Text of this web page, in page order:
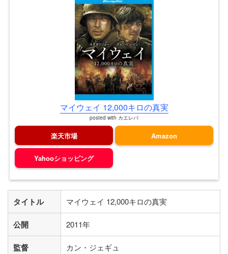
マイウェイ 12,000キロの真実
posted with カエレバ
楽天市場 Amazon
Yahooショッピング
タイトル マイウェイ 12,000キロの真実
公開 2011年
監督 カン・ジェギュ